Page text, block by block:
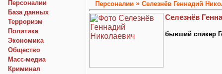
Персоналии
База данных
Терроризм
Политика
Экономика
Общество
Macc-медиа
Криминал
Персоналии » Селезнёв Геннадий
Селезнёв
бывший спикер